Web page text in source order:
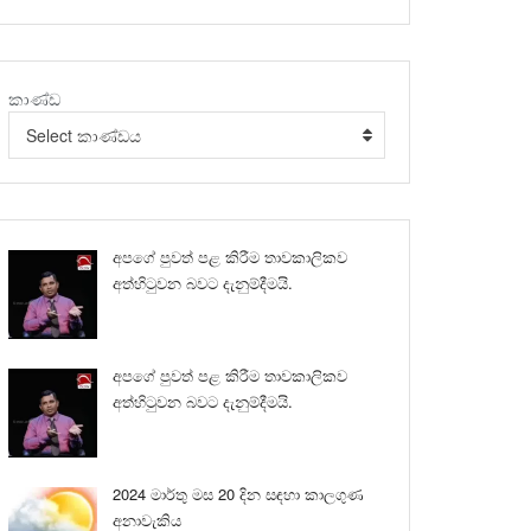
කාණ්ඩ
Select කාණ්ඩය
අපගේ පුවත් පළ කිරීම තාවකාලිකව
අත්හිටුවන බවට දැනුම්දීමයි.
අපගේ පුවත් පළ කිරීම තාවකාලිකව
අත්හිටුවන බවට දැනුම්දීමයි.
2024 මාර්තු මස 20 දින සඳහා කාලගුණ
අනාවැකිය